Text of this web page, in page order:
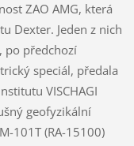
ZAO AMG, která
Dexter. Jeden z nich
po předchozí
speciál, předala
VISCHAGI
geofyzikální
101T (RA-15100)